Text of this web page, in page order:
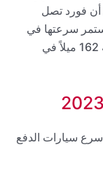
فورد تصل
كيا تستمر سرعتها في
التصاعد على طول الطريق لتصل إلى سرعة 162 ميلاً في